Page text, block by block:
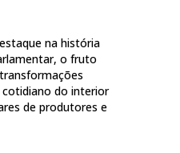
na história
o fruto
do interior
de produtores e